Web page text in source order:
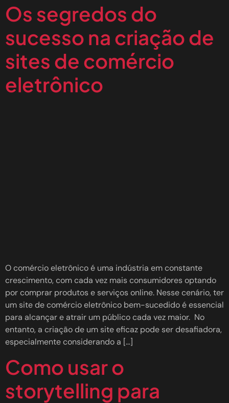
Os segredos do
sucesso na criação de
sites de comércio
eletrônico
O comércio eletrônico é uma indústria em constante
crescimento, com cada vez mais consumidores optando
por comprar produtos e serviços online. Nesse cenário, ter
um site de comércio eletrônico bem-sucedido é essencial
para alcançar e atrair um público cada vez maior. No
entanto, a criação de um site eficaz pode ser desafiadora,
especialmente considerando a […]
Como usar o
storytelling para